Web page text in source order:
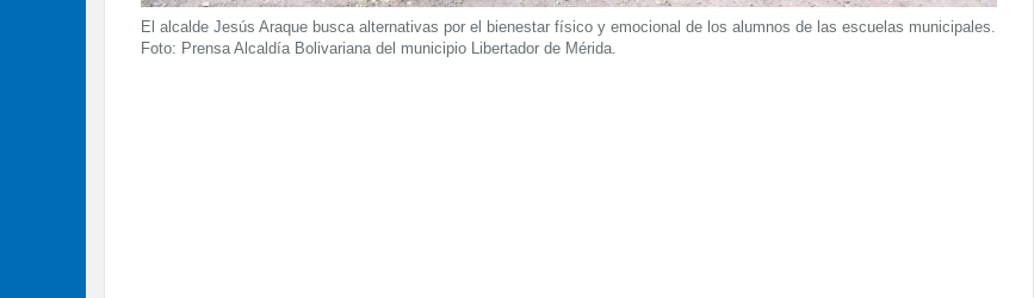
El alcalde Jesús Araque busca alternativas por el bienestar físico y emocional de los alumnos de las escuelas municipales.
Foto: Prensa Alcaldía Bolivariana del municipio Libertador de Mérida.